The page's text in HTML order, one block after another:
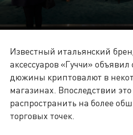
Известный итальянский
аксессуаров «Гуччи»
дюжины криптовалют в
магазинах. Впоследствии это
распространить на более
торговых точек.